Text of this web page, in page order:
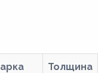
Толщина